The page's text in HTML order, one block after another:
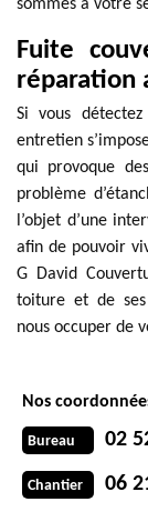
sommes à votre
Fuite
réparation
Si vous
entretien
qui provoque
problème
l’objet d’une
afin de pouvoir
G David
toiture et de ses
nous occuper de
Nos
Bureau 02
Chantier 06